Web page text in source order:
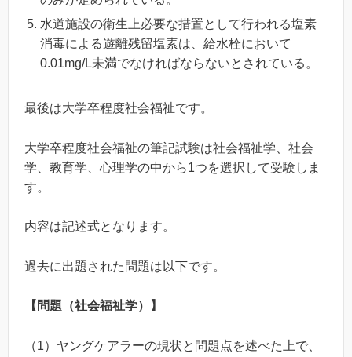
水道施設の衛生上必要な措置として行われる塩素
消毒による遊離残留塩素は、給水栓において
0.01mg/L未満でなければならないとされている。
最後は大学卒程度社会福祉です。
大学卒程度社会福祉の筆記試験は社会福祉学、社会
学、教育学、心理学の中から1つを選択して受験しま
す。
内容は記述式となります。
過去に出題された問題は以下です。
【問題（社会福祉学）】
（1）ヤングケアラーの現状と問題点を述べた上で、